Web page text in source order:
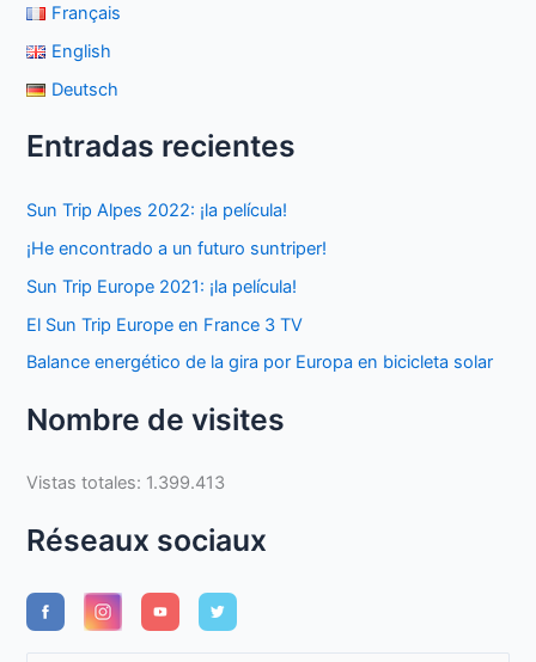
Français
English
Deutsch
Entradas recientes
Sun Trip Alpes 2022: ¡la película!
¡He encontrado a un futuro suntriper!
Sun Trip Europe 2021: ¡la película!
El Sun Trip Europe en France 3 TV
Balance energético de la gira por Europa en bicicleta solar
Nombre de visites
Vistas totales: 1.399.413
Réseaux sociaux